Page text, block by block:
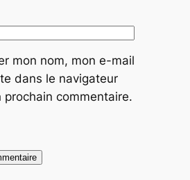
mon nom, mon e-mail
dans le navigateur
prochain commentaire.